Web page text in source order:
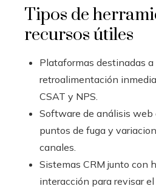
Tipos de
recursos útiles
Plataformas destinadas a
retroalimentación
CSAT y NPS.
Software de análisis
puntos de fuga y
canales.
Sistemas CRM junto con
interacción para revisar